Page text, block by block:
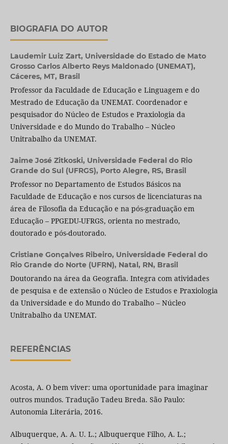
BIOGRAFIA DO AUTOR
Laudemir Luiz Zart, Universidade do Estado de Mato
Grosso Carlos Alberto Reys Maldonado (UNEMAT),
Cáceres, MT, Brasil
Professor da Faculdade de Educação e Linguagem e do
Mestrado de Educação da UNEMAT. Coordenador e
pesquisador do Núcleo de Estudos e Praxiologia da
Universidade e do Mundo do Trabalho – Núcleo
Unitrabalho da UNEMAT.
Jaime José Zitkoski, Universidade Federal do Rio
Grande do Sul (UFRGS), Porto Alegre, RS, Brasil
Professor no Departamento de Estudos Básicos na
Faculdade de Educação e nos cursos de licenciaturas na
área de Filosofia da Educação e na pós-graduação em
Educação – PPGEDU-UFRGS, orienta no mestrado,
doutorado e pós-doutorado.
Cristiane Gonçalves Ribeiro, Universidade Federal do
Rio Grande do Norte (UFRN), Natal, RN, Brasil
Doutorando na área da Geografia. Integra com atividades
de pesquisa e de extensão o Núcleo de Estudos e Praxiologia
da Universidade e do Mundo do Trabalho – Núcleo
Unitrabalho da UNEMAT.
REFERÊNCIAS
Acosta, A. O bem viver: uma oportunidade para imaginar
outros mundos. Tradução Tadeu Breda. São Paulo:
Autonomia Literária, 2016.
Albuquerque, A. A. U. L.; Albuquerque Filho, A. L.;